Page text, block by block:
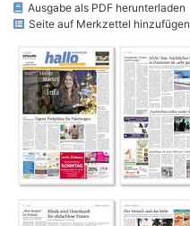
Ausgabe als PDF herunterladen
Seite auf Merkzettel hinzufügen